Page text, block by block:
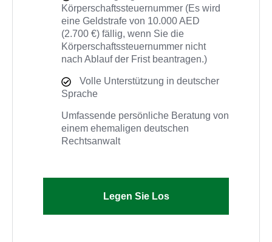
Körperschaftssteuernummer (Es wird
eine Geldstrafe von 10.000 AED
(2.700 €) fällig, wenn Sie die
Körperschaftssteuernummer nicht
nach Ablauf der Frist beantragen.)
Volle Unterstützung in deutscher
Sprache
Umfassende persönliche Beratung von
einem ehemaligen deutschen
Rechtsanwalt
Legen Sie Los